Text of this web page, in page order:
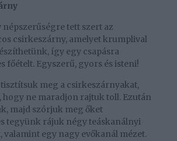
tett szert az
csirkeszárny, amelyet krumplival
így egy csapásra
főételt. Egyszerű, gyors és isteni!
meg a csirkeszárnyakat,
ne maradjon rajtuk toll. Ezután
majd szórjuk meg őket
tegyünk rájuk négy teáskanálnyi
valamint egy nagy evőkanál mézet.